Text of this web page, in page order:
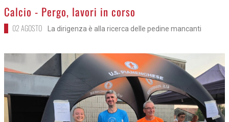
>
Calcio - Pergo, lavori in corso
02 AGOSTO La dirigenza è alla ricerca delle pedine mancanti